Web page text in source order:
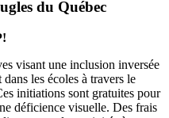
du Québec
visant une inclusion inversée
les écoles à travers le
initiations sont gratuites pour
déficience visuelle. Des frais